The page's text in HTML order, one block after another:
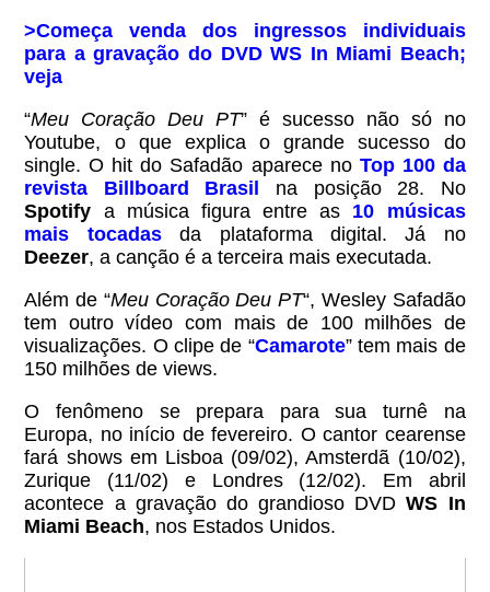
>Começa venda dos ingressos individuais
para a gravação do DVD WS In Miami Beach;
veja
“Meu Coração Deu PT” é sucesso não só no
Youtube, o que explica o grande sucesso do
single. O hit do Safadão aparece no Top 100 da
revista Billboard Brasil na posição 28. No
Spotify a música figura entre as 10 músicas
mais tocadasda plataforma digital. Já no
Deezer, a canção é a terceira mais executada.
Além de “Meu Coração Deu PT“, Wesley Safadão
tem outro vídeo com mais de 100 milhões de
visualizações. O clipe de “Camarote” tem mais de
150 milhões de views.
O fenômeno se prepara para sua turnê na
Europa, no início de fevereiro. O cantor cearense
fará shows em Lisboa (09/02), Amsterdã (10/02),
Zurique (11/02) e Londres (12/02). Em abril
acontece a gravação do grandioso DVDWS In
Miami Beach, nos Estados Unidos.